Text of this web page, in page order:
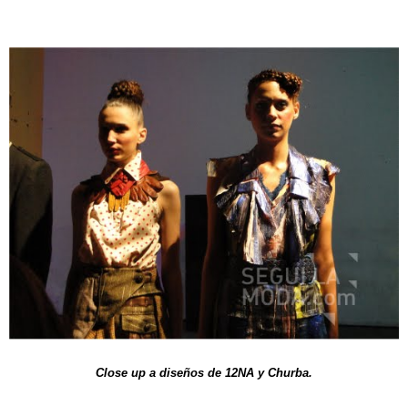
Close up a diseños de 12NA y Churba.